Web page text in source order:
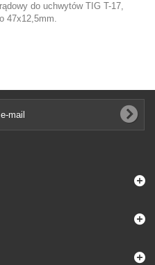
do uchwytów TIG T-17,
47x12,5mm.